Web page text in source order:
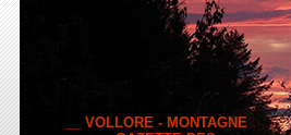
__ VOLLORE - MONTAGNE